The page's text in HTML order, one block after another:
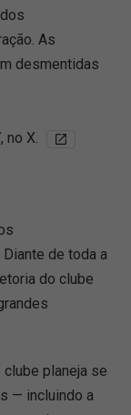
As
desmentidas
no X.
de toda a
do clube
clube planeja se
— incluindo a